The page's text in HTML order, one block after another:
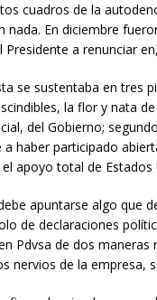
cuadros de la
nada. En diciembre
Presidente a renunciar
se sustentaba en tres
la flor y nata
del Gobierno;
a haber participado
apoyo total de Estados
apuntarse algo que
de declaraciones
Pdvsa de dos
nervios de la empresa,